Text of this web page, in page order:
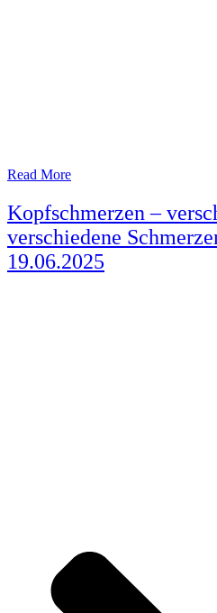
Read More
Kopfschmerzen –
verschiedene
19.06.2025